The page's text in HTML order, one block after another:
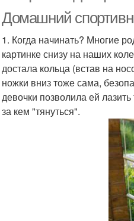
Домашний
1. Когда начинать? Многие
картинке снизу на наших
достала кольца (встав на
ножки вниз тоже сама,
девочки позволила ей
за кем "тянуться".